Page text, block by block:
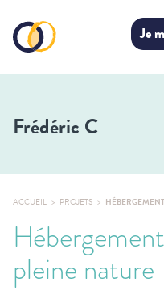
Je
Frédéric C
ACCUEIL PROJETS
pleine nature